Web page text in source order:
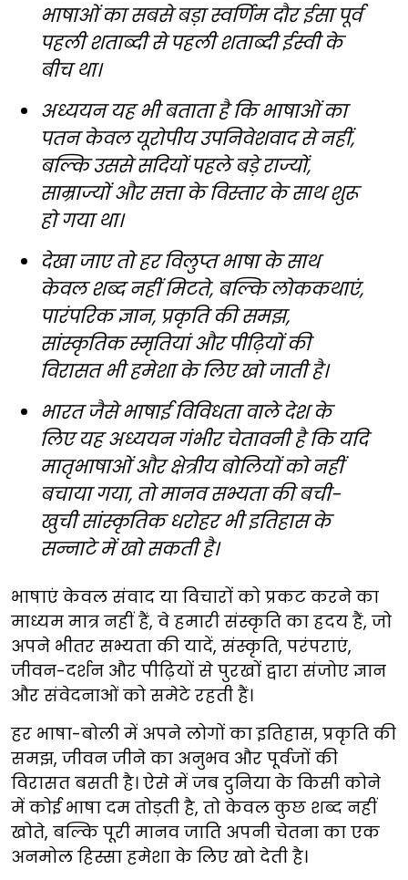
भाषाओं का सबसे बड़ा स्वर्णिम दौर ईसा पूर्व
पहली शताब्दी से पहली शताब्दी ईस्वी के
बीच था।
अध्ययन यह भी बताता है कि भाषाओं का
पतन केवल यूरोपीय उपनिवेशवाद से नहीं,
बल्कि उससे सदियों पहले बड़े राज्यों,
साम्राज्यों और सत्ता के विस्तार के साथ शुरू
हो गया था।
देखा जाए तो हर विलुप्त भाषा के साथ
केवल शब्द नहीं मिटते, बल्कि लोककथाएं,
पारंपरिक ज्ञान, प्रकृति की समझ,
सांस्कृतिक स्मृतियां और पीढ़ियों की
विरासत भी हमेशा के लिए खो जाती है।
भारत जैसे भाषाई विविधता वाले देश के
लिए यह अध्ययन गंभीर चेतावनी है कि यदि
मातृभाषाओं और क्षेत्रीय बोलियों को नहीं
बचाया गया, तो मानव सभ्यता की बची-
खुची सांस्कृतिक धरोहर भी इतिहास के
सन्नाटे में खो सकती है।
भाषाएं केवल संवाद या विचारों को प्रकट करने का
माध्यम मात्र नहीं हैं, वे हमारी संस्कृति का ह्रदय हैं, जो
अपने भीतर सभ्यता की यादें, संस्कृति, परंपराएं,
जीवन-दर्शन और पीढ़ियों से पुरखों द्वारा संजोए ज्ञान
और संवेदनाओं को समेटे रहती हैं।
हर भाषा-बोली में अपने लोगों का इतिहास, प्रकृति की
समझ, जीवन जीने का अनुभव और पूर्वजों की
विरासत बसती है। ऐसे में जब दुनिया के किसी कोने
में कोई भाषा दम तोड़ती है, तो केवल कुछ शब्द नहीं
खोते, बल्कि पूरी मानव जाति अपनी चेतना का एक
अनमोल हिस्सा हमेशा के लिए खो देती है।